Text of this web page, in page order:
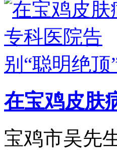
在宝鸡皮肤
宝鸡市吴先